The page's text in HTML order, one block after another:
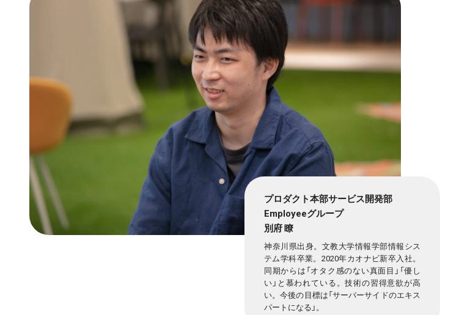
プロダクト本部サービス開発部
Employeeグループ
別府 瞭
神奈川県出身。文教大学情報学部情報シス
テム学科卒業。2020年カオナビ新卒入社。
同期からは「オタク感のない真面目」「優し
い」と慕われている。技術の習得意欲が高
い。今後の目標は「サーバーサイドのエキス
パートになる」。